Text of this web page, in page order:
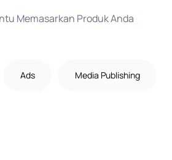
Memasarkan Produk Anda
Ads Media Publishing